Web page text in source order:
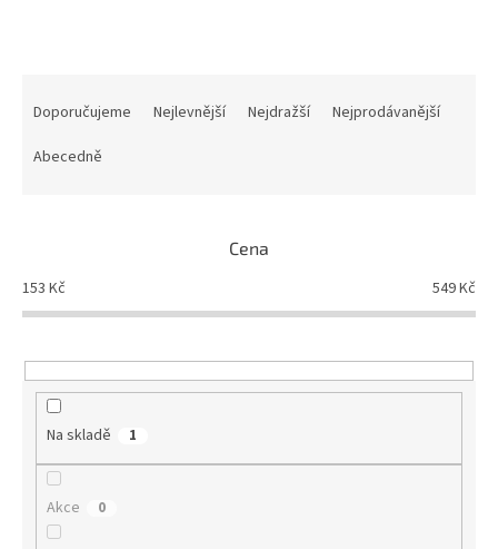
o
d
k
t
Doporučujeme Nejlevnější Nejdražší
Nejprodávanější
Abecedně
Cena
153 Kč 549Kč
Na skladě 1
Akce 0